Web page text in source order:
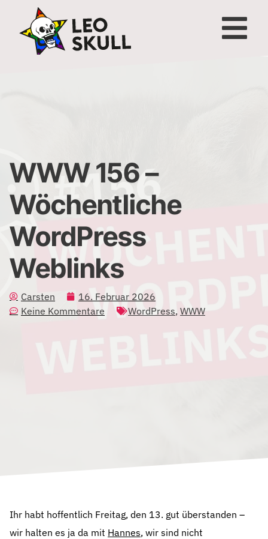
WWW 156 –
Wöchentliche
WordPress
Weblinks
Carsten
16. Februar 2026
Keine Kommentare
WordPress, WWW
Ihr habt hoffentlich Freitag, den 13. gut überstanden –
wir halten es ja da mit Hannes, wir sind nicht